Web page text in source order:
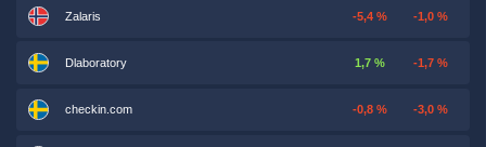
Zalaris -5,4 % -1,0 %
Dlaboratory 1,7 % -1,7 %
checkin.com -0,8 % -3,0 %